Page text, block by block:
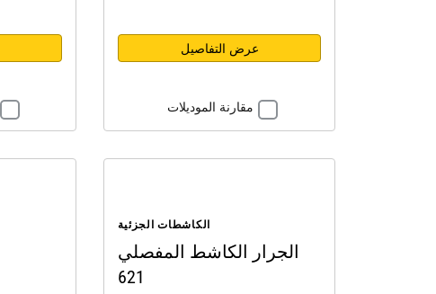
عرض التفاصيل
مقارنة الموديلات
الكاشطات الجزئية
الجرار الكاشط المفصلي
621